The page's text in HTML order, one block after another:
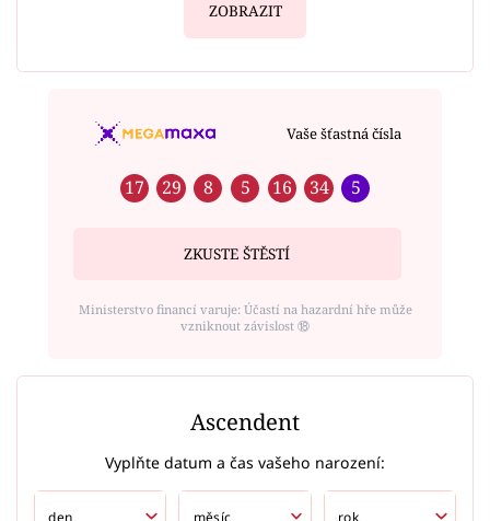
ZOBRAZIT
Vaše šťastná čísla
17 29 8 5 16 34 5
ZKUSTE ŠTĚSTÍ
Ministerstvo financí varuje: Účastí na hazardní hře může
vzniknout závislost ⑱
Ascendent
Vyplňte datum a čas vašeho narození: